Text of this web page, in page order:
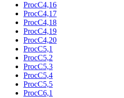
ProcC4,16
ProcC4,17
ProcC4,18
ProcC4,19
ProcC4,20
ProcC5,1
ProcC5,2
ProcC5,3
ProcC5,4
ProcC5,5
ProcC6,1